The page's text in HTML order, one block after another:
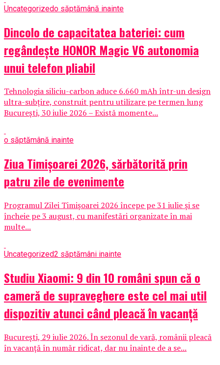
Uncategorizedo săptămână inainte
Dincolo de capacitatea bateriei: cum
regândește HONOR Magic V6 autonomia
unui telefon pliabil
Tehnologia siliciu-carbon aduce 6.660 mAh într-un design
ultra-subțire, construit pentru utilizare pe termen lung
București, 30 iulie 2026 – Există momente...
o săptămână inainte
Ziua Timișoarei 2026, sărbătorită prin
patru zile de evenimente
Programul Zilei Timișoarei 2026 începe pe 31 iulie și se
încheie pe 3 august, cu manifestări organizate în mai
multe...
Uncategorized2 săptămâni inainte
Studiu Xiaomi: 9 din 10 români spun că o
cameră de supraveghere este cel mai util
dispozitiv atunci când pleacă în vacanță
București, 29 iulie 2026. În sezonul de vară, românii pleacă
în vacanță în număr ridicat, dar nu înainte de a se...